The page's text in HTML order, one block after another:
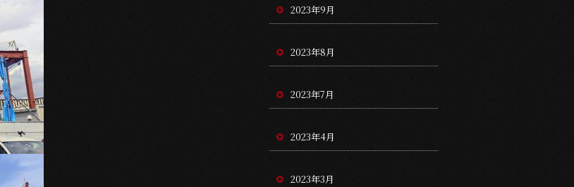
2023年9月
2023年8月
2023年7月
2023年4月
2023年3月